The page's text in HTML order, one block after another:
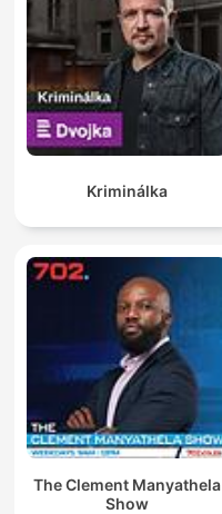
Kriminálka
The Clement Manyathela
Show